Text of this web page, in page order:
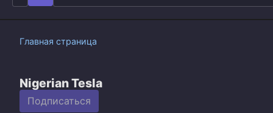
for:
Главная страница
Nigerian Tesla
Подписаться